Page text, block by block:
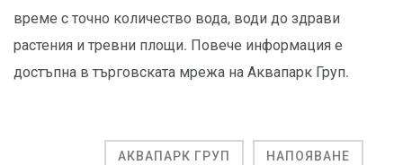
време с точно количество вода, води до здрави
растения и тревни площи. Повече информация е
достъпна в търговската мрежа на Аквапарк Груп.
АКВАПАРК ГРУП НАПОЯВАНЕ